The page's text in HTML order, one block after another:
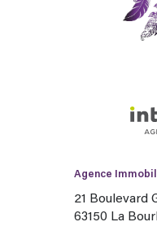
Agence
21 Boulevard
63150 La